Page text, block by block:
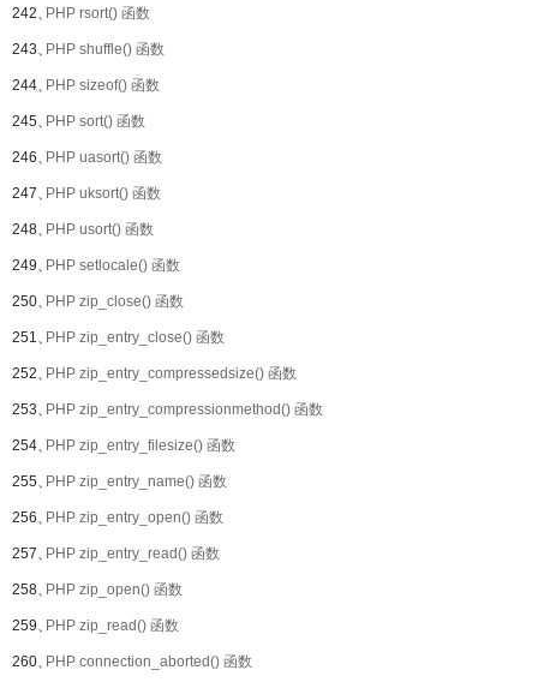
242、PHP rsort() 函数
243、PHP shuffle() 函数
244、PHP sizeof() 函数
245、PHP sort() 函数
246、PHP uasort() 函数
247、PHP uksort() 函数
248、PHP usort() 函数
249、PHP setlocale() 函数
250、PHP zip_close() 函数
251、PHP zip_entry_close() 函数
252、PHP zip_entry_compressedsize() 函数
253、PHP zip_entry_compressionmethod() 函数
254、PHP zip_entry_filesize() 函数
255、PHP zip_entry_name() 函数
256、PHP zip_entry_open() 函数
257、PHP zip_entry_read() 函数
258、PHP zip_open() 函数
259、PHP zip_read() 函数
260、PHP connection_aborted() 函数